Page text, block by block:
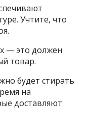
Учтите, что
— это должен
товар.
будет стирать
на
доставляют